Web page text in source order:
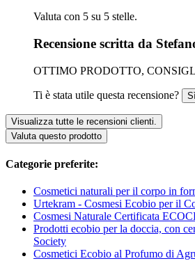
Valuta con 5 su 5 stelle.
Recensione scritta da
OTTIMO PRODOTTO,
Ti è stata utile questa recensione? Sì
Visualizza tutte le recensioni clienti.
Valuta questo prodotto
Categorie preferite:
Cosmetici naturali per il corpo in
Urtekram - Cosmesi Ecobio per il
Cosmesi Naturale Certificata
Prodotti ecobio per la doccia, con
Society
Cosmetici Ecobio al Profumo di